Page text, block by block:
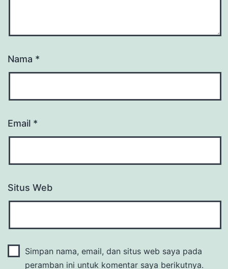
Nama *
Email *
Situs Web
Simpan nama, email, dan situs web saya pada
peramban ini untuk komentar saya berikutnya.